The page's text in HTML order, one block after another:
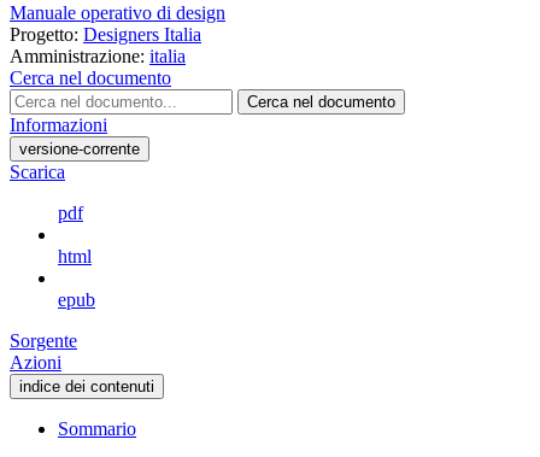
Manuale operativo di design
Progetto: Designers Italia
Amministrazione: italia
Cerca nel documento
Cerca nel documento
Informazioni
versione-corrente
Scarica
pdf
html
epub
Sorgente
Azioni
indice dei contenuti
Sommario